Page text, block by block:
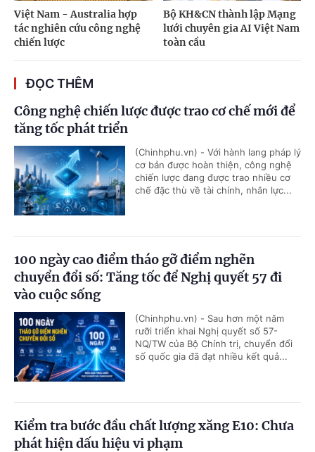
Việt Nam - Australia hợp
tác nghiên cứu công nghệ
chiến lược
Bộ KH&CN thành lập Mạng
lưới chuyên gia AI Việt Nam
toàn cầu
ĐỌC THÊM
Công nghệ chiến lược được trao cơ chế mới để
tăng tốc phát triển
(Chinhphu.vn) - Với hành lang pháp lý
cơ bản được hoàn thiện, công nghệ
chiến lược đang được trao nhiều cơ
chế đặc thù về tài chính, nhân lực...
100 ngày cao điểm tháo gỡ điểm nghẽn
chuyển đổi số: Tăng tốc để Nghị quyết 57 đi
vào cuộc sống
(Chinhphu.vn) - Sau hơn một năm
rưỡi triển khai Nghị quyết số 57-
NQ/TW của Bộ Chính trị, chuyển đổi
số quốc gia đã đạt nhiều kết quả...
Kiểm tra bước đầu chất lượng xăng E10: Chưa
phát hiện dấu hiệu vi phạm